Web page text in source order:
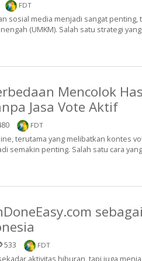
FDT
sosial media menjadi sangat penting,
(UMKM). Salah satu strategi
Mencolok
Jasa Vote Aktif
FDT
terutama yang melibatkan kontes
semakin penting. Salah satu cara
533 FDT
aktivitas hiburan, tapi juga